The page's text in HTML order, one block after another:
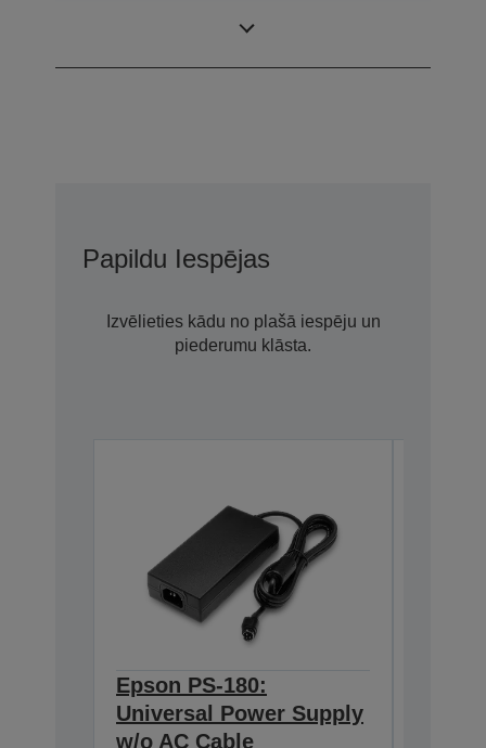
Papildu Iespējas
Izvēlieties kādu no plašā iespēju un
piederumu klāsta.
Epson PS-180:
Universal Power Supply
w/o AC Cable